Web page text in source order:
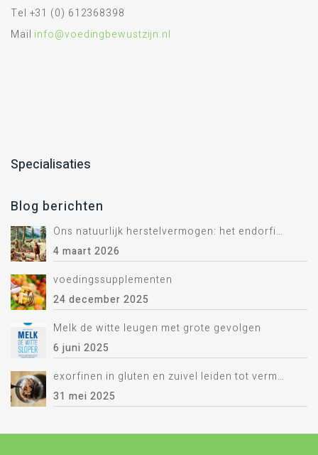
Tel +31 (0) 612368398
Mail info@voedingbewustzijn.nl
Specialisaties
Blog berichten
Ons natuurlijk herstelvermogen: het endorfine systeem.
4 maart 2026
voedingssupplementen
24 december 2025
Melk de witte leugen met grote gevolgen
6 juni 2025
exorfinen in gluten en zuivel leiden tot vermoeidheid
31 mei 2025